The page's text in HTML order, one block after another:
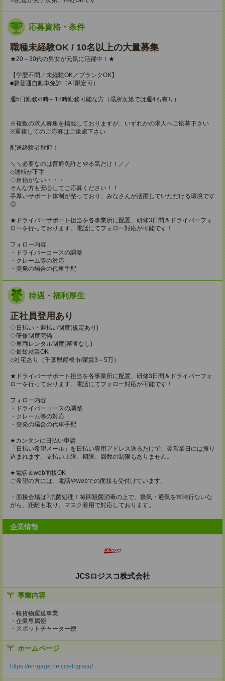
応募資格・条件
職種未経験OK / 10名以上の大量募集
★20～30代の男女が元気に活躍中！★
【学歴不問／未経験OK／ブランクOK】
■要普通自動車免許（AT限定可）
週5日勤務/8時～18時勤務可能な方（場所次第では週4も有り）
※複数の求人募集を掲載しておりますが、いずれかの求人へご応募下さい
※重複してのご応募はご遠慮下さい
配送経験者歓迎！
＼＼必要なのは普通免許とやる気だけ！／／
◇運転が下手
◇自信がない・・・
そんな方も安心してご応募ください！！
手厚いサポート体制が整っており、みなさんが活躍していただける環境です
◎
★ドライバーサポート担当を各事業所に配置、研修3日間＆ドライバーフォ
ローを行っております。電話にてフォロー対応が可能です！
フォロー内容
・ドライバーコースの調整
・クレーム等の対応
・突発の場合の代車手配
待遇・福利厚生
正社員登用あり
◇日払い・週払い制度(規定あり)
◇研修制度完備
◇車両レンタル制度(審査なし)
◇最短就業OK
◇社宅あり（千葉県船橋市/家賃3～5万）
★ドライバーサポート担当を各事業所に配置、研修3日間＆ドライバーフォ
ローを行っております。電話にてフォロー対応が可能です！
フォロー内容
・ドライバーコースの調整
・クレーム等の対応
・突発の場合の代車手配
★カンタンに日払い申請
「日払い希望メール」を日払い専用アドレス送るだけで、翌営業日には振り
込まれます。支払い上限、期限、回数の制限もありません。
★電話＆web面接OK
ご希望の方には、電話やwebでの面接も受付けています。
・面接会場は?抗菌処理！毎回殺菌消毒の上で、換気・通気を常時行ないな
がら、距離も取り、マスク着用で対応しております。
企業情報
JCSロジスコ株式会社
事業内容
・軽貨物運送事業
・企業専属便
・スポットチャーター便
ホームページ
https://en-gage.net/jcs-logisco/